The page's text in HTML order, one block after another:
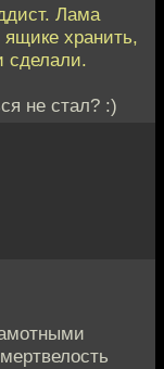
Лама
хранить,
сделали.
не стал? :)